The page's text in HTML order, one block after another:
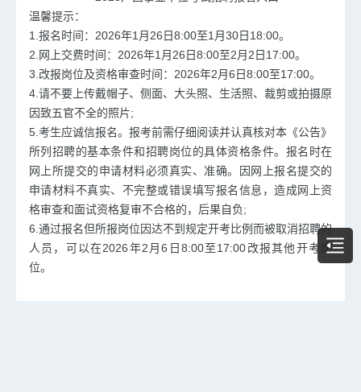
温馨提示：
1.报名时间：2026年1月26日8:00至1月30日18:00。
2.网上交费时间：2026年1月26日8:00至2月2日17:00。
3.改报岗位及资格审查时间：2026年2月6日8:00至17:00。
4.请不要上传戴帽子、侧面、大头照、生活照、裁剪或拍摄原
因致五官不全的照片;
5.考生应诚信报名。报考前需仔细阅读并认真核对本《公告》
所列招聘的基本条件和招聘岗位的具体资格条件。报名时在
网上所提交的申请材料必须真实、准确。因网上报名提交的
申请材料不真实、不完整或错误填写报名信息，造成网上资
格审查和面试资格复审不合格的，后果自负;
6.通过报名但所报岗位因达不到规定开考比例而被取消招聘的
人员，可以在2026年2月6日8:00至17:00改报其他开考岗
位。